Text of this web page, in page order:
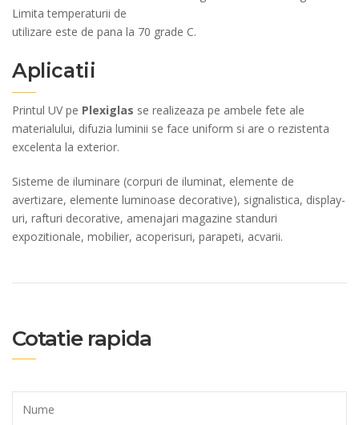
Limita temperaturii de
utilizare este de pana la 70 grade C.
Aplicatii
Printul UV pe Plexiglas se realizeaza pe ambele fete ale
materialului, difuzia luminii se face uniform si are o rezistenta
excelenta la exterior.
Sisteme de iluminare (corpuri de iluminat, elemente de
avertizare, elemente luminoase decorative), signalistica, display-
uri, rafturi decorative, amenajari magazine standuri
expozitionale, mobilier, acoperisuri, parapeti, acvarii.
Cotatie rapida